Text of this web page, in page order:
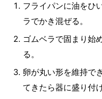
フライパンに油をひ
ラでかき混ぜる。
ゴムベラで固まり始
る。
卵が丸い形を維持で
てきたら器に盛り付け